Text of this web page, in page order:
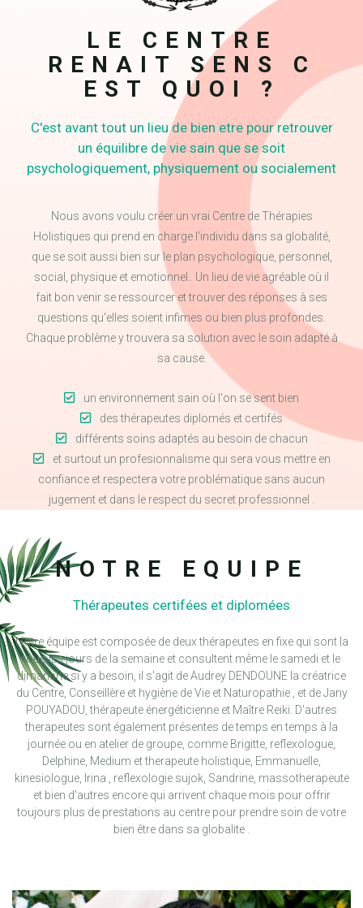
LE CENTRE
RENAIT SENS C
EST QUOI ?
C'est avant tout un lieu de bien etre pour retrouver
un équilibre de vie sain que se soit
psychologiquement, physiquement ou socialement
Nous avons voulu créer un vrai Centre de Thérapies
Holistiques qui prend en charge l'individu dans sa globalité,
que se soit aussi bien sur le plan psychologique, personnel,
social, physique et emotionnel.. Un lieu de vie agréable où il
fait bon venir se ressourcer et trouver des réponses à ses
questions qu'elles soient infimes ou bien plus profondes.
Chaque problème y trouvera sa solution avec le soin adapté à
sa cause.
un environnement sain où l'on se sent bien
des thérapeutes diplomés et certifés
différents soins adaptés au besoin de chacun
et surtout un profesionnalisme qui sera vous mettre en
confiance et respectera votre problématique sans aucun
jugement et dans le respect du secret professionnel .
NOTRE EQUIPE
Thérapeutes certifées et diplomées
Notre équipe est composée de deux thérapeutes en fixe qui sont la
tous les jours de la semaine et consultent même le samedi et le
dimanche si y a besoin, il s'agit de Audrey DENDOUNE la créatrice
du Centre, Conseillère et hygiène de Vie et Naturopathie , et de Jany
POUYADOU, thérapeute énergéticienne et Maître Reiki. D'autres
therapeutes sont également présentes de temps en temps à la
journée ou en atelier de groupe, comme Brigitte, reflexologue,
Delphine, Medium et therapeute holistique, Emmanuelle,
kinesiologue, Irina , reflexologie sujok, Sandrine, massotherapeute
et bien d'autres encore qui arrivent chaque mois pour offrir
toujours plus de prestations au centre pour prendre soin de votre
bien être dans sa globalite .